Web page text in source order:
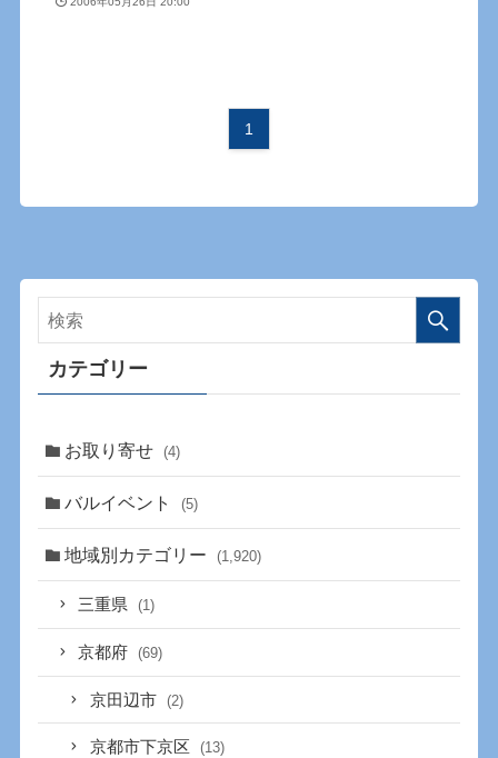
1
カテゴリー
お取り寄せ (4)
バルイベント (5)
地域別カテゴリー (1,920)
三重県 (1)
京都府 (69)
京田辺市 (2)
京都市下京区 (13)